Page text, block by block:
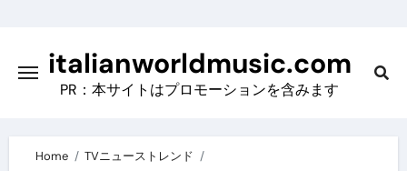
contentitalianworldmusic.com
PR：本サイトはプロモーションを含みます
Home TVニューストレンド